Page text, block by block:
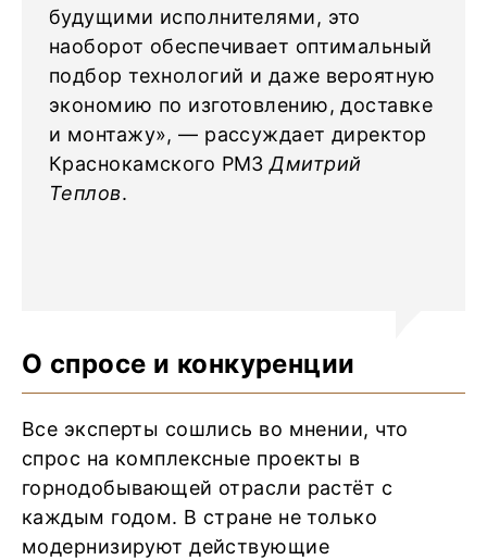
будущими исполнителями, это
наоборот обеспечивает оптимальный
подбор технологий и даже вероятную
экономию по изготовлению, доставке
и монтажу», — рассуждает директор
Краснокамского РМЗДмитрий
Теплов.
О спросе и конкуренции
Все эксперты сошлись во мнении, что
спрос на комплексные проекты в
горнодобывающей отрасли растёт с
каждым годом. В стране не только
модернизируют действующие